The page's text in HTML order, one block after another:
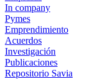
In company
Pymes
Emprendimiento
Acuerdos
Investigación
Publicaciones
Repositorio Savia